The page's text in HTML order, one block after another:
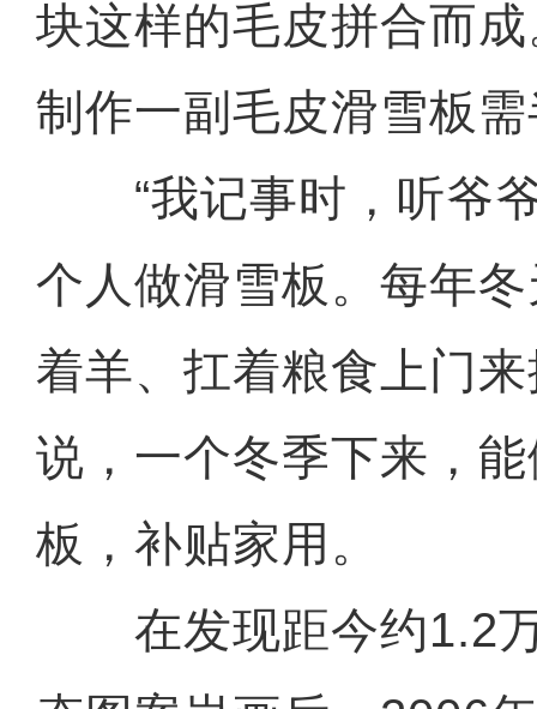
块这样的毛皮拼合而
制作一副毛皮滑雪板
“我记事时，听爷爷
个人做滑雪板。每年
着羊、扛着粮食上门
说，一个冬季下来，
板，补贴家用。
在发现距今约1.2万